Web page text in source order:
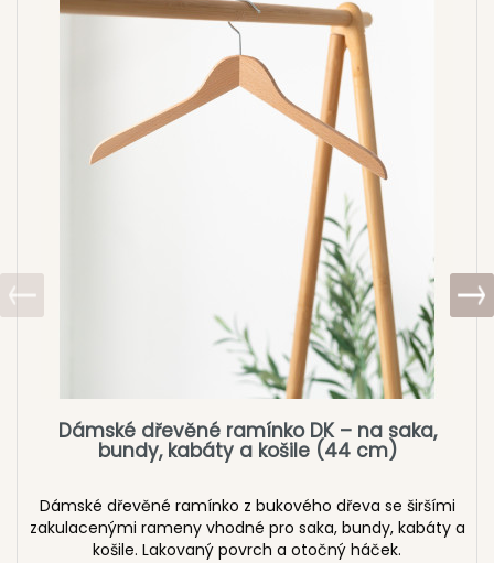
Dámské dřevěné ramínko DK – na saka,
bundy, kabáty a košile (44 cm)
Dámské dřevěné ramínko z bukového dřeva se širšími
zakulacenými rameny vhodné pro saka, bundy, kabáty a
košile. Lakovaný povrch a otočný háček.